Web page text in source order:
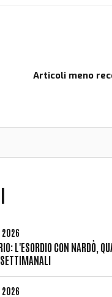
Articoli meno
2026
L'ESORDIO CON NARDÒ,
2026